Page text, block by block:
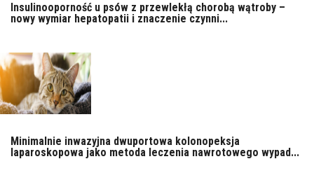
Insulinooporność u psów z przewlekłą chorobą wątroby –
nowy wymiar hepatopatii i znaczenie czynni...
Minimalnie inwazyjna dwuportowa kolonopeksja
laparoskopowa jako metoda leczenia nawrotowego wypad...